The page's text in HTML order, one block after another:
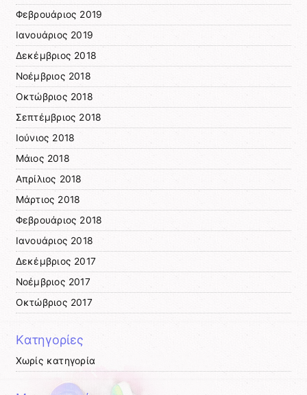
Φεβρουάριος 2019
Ιανουάριος 2019
Δεκέμβριος 2018
Νοέμβριος 2018
Οκτώβριος 2018
Σεπτέμβριος 2018
Ιούνιος 2018
Μάιος 2018
Απρίλιος 2018
Μάρτιος 2018
Φεβρουάριος 2018
Ιανουάριος 2018
Δεκέμβριος 2017
Νοέμβριος 2017
Οκτώβριος 2017
Kατηγορίες
Χωρίς κατηγορία